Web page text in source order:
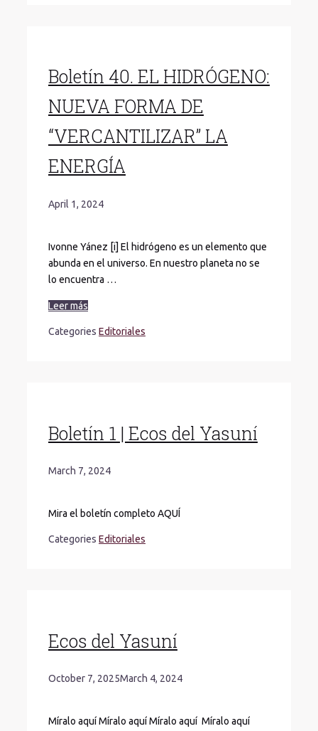
Boletín 40. EL HIDRÓGENO:
NUEVA FORMA DE
“VERCANTILIZAR” LA
ENERGÍA
April 1, 2024
Ivonne Yánez [i] El hidrógeno es un elemento que
abunda en el universo. En nuestro planeta no se
lo encuentra …
Leer más
Categories Editoriales
Boletín 1 | Ecos del Yasuní
March 7, 2024
Mira el boletín completo AQUÍ
Categories Editoriales
Ecos del Yasuní
October 7, 2025March 4, 2024
Míralo aquí Míralo aquí Míralo aquí Míralo aquí